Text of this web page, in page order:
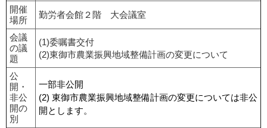
開催
場所
勤労者会館２階 大会議室
会議
の議
題
(1)委嘱書交付
(2)東御市農業振興地域整備計画の変更について
公
開・
非公
開の
別
一部非公開
(2) 東御市農業振興地域整備計画の変更については非公
開とします。